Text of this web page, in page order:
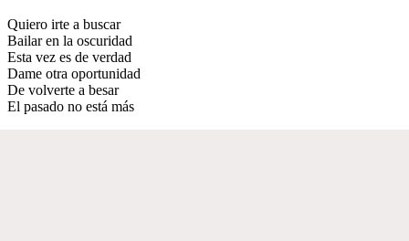
Quiero irte a buscar
Bailar en la oscuridad
Esta vez es de verdad
Dame otra oportunidad
De volverte a besar
El pasado no está más